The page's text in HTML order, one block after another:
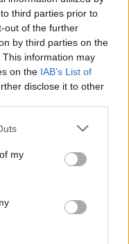
third parties prior to
out of the further
by third parties on the
This information may
on the IAB’s List of
disclose it to other
my
, COP28,Διάσκεψη